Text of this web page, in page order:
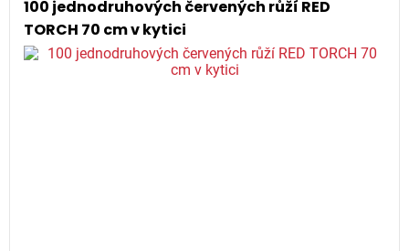
100 jednodruhových červených růží RED
TORCH 70 cm v kytici